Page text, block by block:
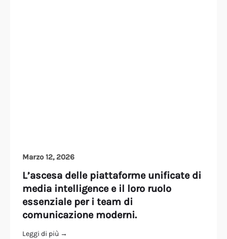
Marzo 12, 2026
L’ascesa delle piattaforme unificate di
media intelligence e il loro ruolo
essenziale per i team di
comunicazione moderni.
Leggi di più →